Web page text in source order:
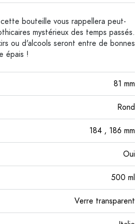
bouteille vous rappellera peut-
mystérieux des temps passés.
ou d'alcools seront entre de bonnes
épais !
81 mm
Rond
184 , 186 mm
Oui
500 ml
Verre transparent